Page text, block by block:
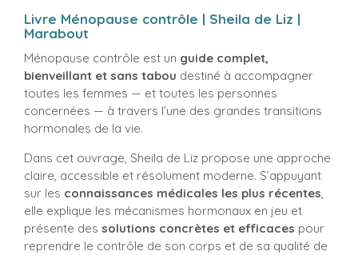
Livre Ménopause contrôle | Sheila de Liz |
Marabout
Ménopause contrôle est un guide complet,
bienveillant et sans tabou destiné à accompagner
toutes les femmes — et toutes les personnes
concernées — à travers l’une des grandes transitions
hormonales de la vie.
Dans cet ouvrage, Sheila de Liz propose une approche
claire, accessible et résolument moderne. S’appuyant
sur les connaissances médicales les plus récentes,
elle explique les mécanismes hormonaux en jeu et
présente des solutions concrètes et efficaces pour
reprendre le contrôle de son corps et de sa qualité de